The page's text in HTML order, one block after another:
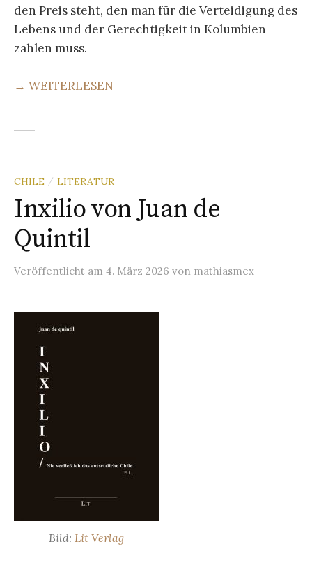
den Preis steht, den man für die Verteidigung des
Lebens und der Gerechtigkeit in Kolumbien
zahlen muss.
→ WEITERLESEN
CHILE / LITERATUR
Inxilio von Juan de
Quintil
Veröffentlicht am 4. März 2026 von mathiasmex
Bild: Lit Verlag